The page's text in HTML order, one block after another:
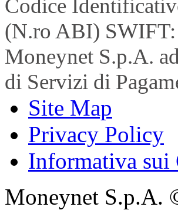
Codice
(N.ro ABI)
Moneynet S.p.A.
di Servizi di
Site Map
Privacy Policy
Informativa sui
Moneynet S.p.A.